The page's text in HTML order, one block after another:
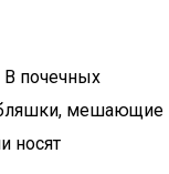
В почечных
бляшки, мешающие
носят